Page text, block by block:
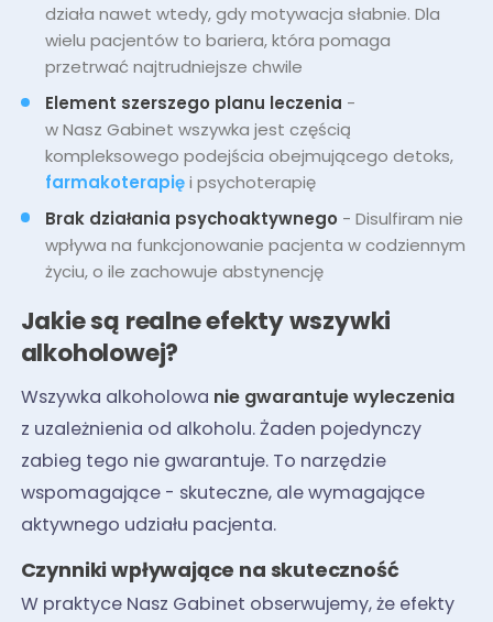
działa nawet wtedy, gdy motywacja słabnie. Dla
wielu pacjentów to bariera, która pomaga
przetrwać najtrudniejsze chwile
Element szerszego planu leczenia -
w Nasz Gabinet wszywka jest częścią
kompleksowego podejścia obejmującego detoks,
farmakoterapięi psychoterapię
Brak działania psychoaktywnego - Disulfiram nie
wpływa na funkcjonowanie pacjenta w codziennym
życiu, o ile zachowuje abstynencję
Jakie są realne efekty wszywki
alkoholowej?
Wszywka alkoholowa nie gwarantuje wyleczenia
z uzależnienia od alkoholu. Żaden pojedynczy
zabieg tego nie gwarantuje. To narzędzie
wspomagające - skuteczne, ale wymagające
aktywnego udziału pacjenta.
Czynniki wpływające na skuteczność
W praktyce Nasz Gabinet obserwujemy, że efekty